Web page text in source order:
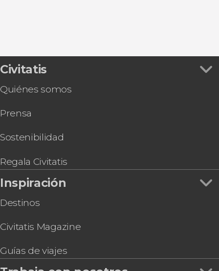
Civitatis
Quiénes somos
Prensa
Sostenibilidad
Regala Civitatis
Inspiración
Destinos
Civitatis Magazine
Guías de viajes